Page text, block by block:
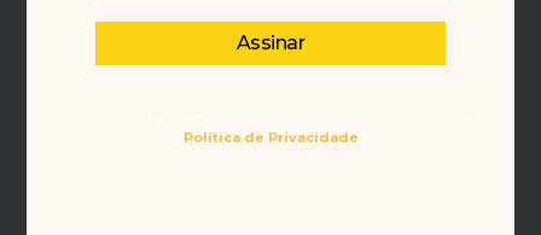
Assinar
Política de Privacidade